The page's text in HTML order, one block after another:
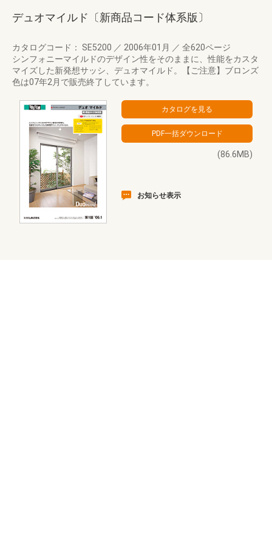
デュオマイルド〔新商品コード体系版〕
カタログコード： SE5200 ／ 2006年01月 ／ 全620ページ
シンフォニーマイルドのデザイン性をそのままに、性能をカスタ
マイズした新発想サッシ、デュオマイルド。【ご注意】ブロンズ
色は07年2月で販売終了しています。
(86.6MB)
お知らせ表示